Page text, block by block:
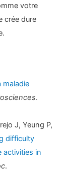
votre
crée dure
maladie
.
J, Yeung P,
difficulty
activities in
.